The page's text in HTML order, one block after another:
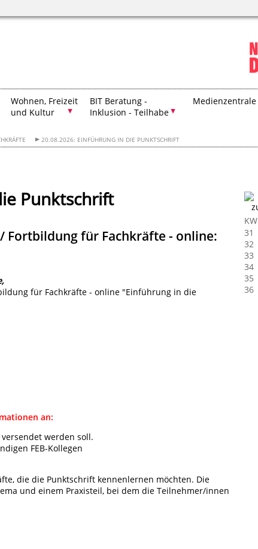
Wohnen, Freizeit
und Kultur
BIT Beratung -
Inklusion - Teilhabe
Medienzentrale
20.08.2026: EINFÜHRUNG IN DIE PUNKTSCHRIFT
Punktschrift
Fortbildung für Fachkräfte - online:
für Fachkräfte - online "Einführung in die
an:
werden soll.
FEB-Kollegen
die die Punktschrift kennenlernen möchten. Die
und einem Praxisteil, bei dem die Teilnehmer/innen
KW
31
32
33
34
35
36